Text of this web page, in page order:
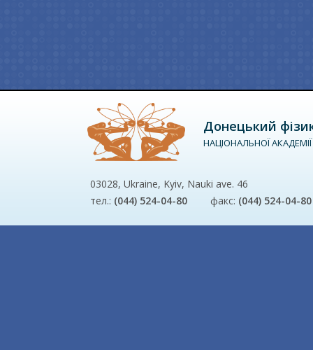
Донецький
НАЦІОНАЛЬНОЇ
03028, Ukraine, Kyiv, Nauki ave. 46
тел.: (044) 524-04-80 факс: (044) 524-04-80